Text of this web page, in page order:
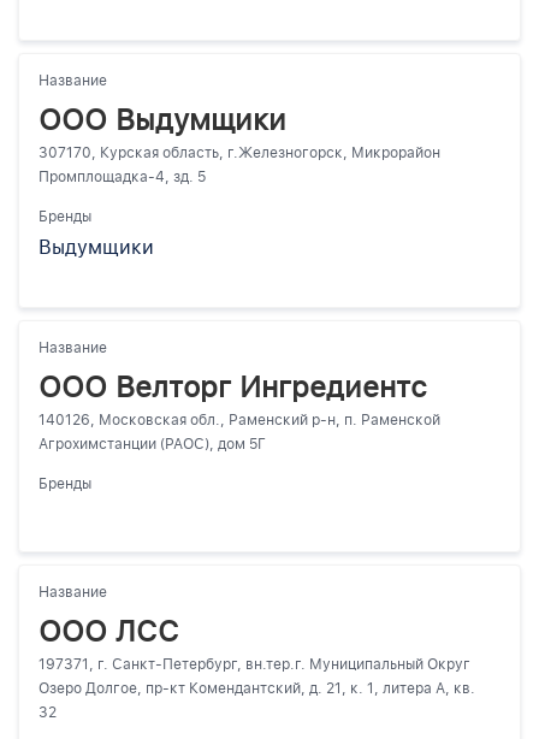
Название
ООО Выдумщики
307170, Курская область, г.Железногорск, Микрорайон
Промплощадка-4, зд. 5
Бренды
Выдумщики
Название
ООО Велторг Ингредиентс
140126, Московская обл., Раменский р-н, п. Раменской
Агрохимстанции (РАОС), дом 5Г
Бренды
Название
ООО ЛСС
197371, г. Санкт-Петербург, вн.тер.г. Муниципальный Округ
Озеро Долгое, пр-кт Комендантский, д. 21, к. 1, литера А, кв.
32